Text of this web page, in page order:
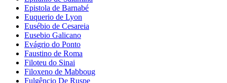
Epistola de Barnabé
Euquerio de Lyon
Eusébio de Cesareia
Eusebio Galicano
Evágrio do Ponto
Faustino de Roma
Filoteu do Sinai
Filoxeno de Mabboug
Fulgêncio De Ruspe